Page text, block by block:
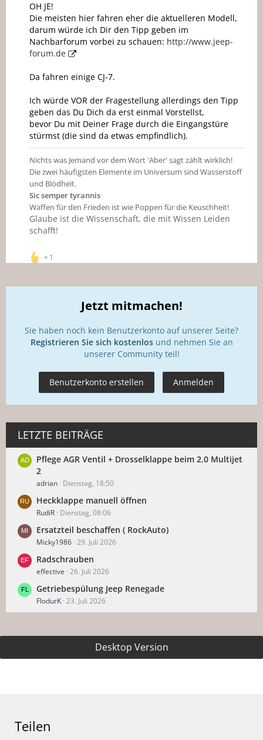
OH JE!
Die meisten hier fahren eher die aktuelleren Modell,
darum würde ich Dir den Tipp geben im
Nachbarforum vorbei zu schauen: http://www.jeep-
forum.de
Da fahren einige CJ-7.
Ich würde VOR der Fragestellung allerdings den Tipp
geben das Du Dich da erst einmal Vorstellst,
bevor Du mit Deiner Frage durch die Eingangstüre
stürmst (die sind da etwas empfindlich).
Nichts was Jemand vor dem Wort 'Aber' sagt zählt wirklich!
Die zwei häufigsten Elemente im Universum sind Wasserstoff
und Blödheit.
Sic semper tyrannis
Waffen für den Frieden ist wie Poppen für die Keuschheit!
Glaube ist die Wissenschaft, die mit Wissen Leiden
schafft!
1
Jetzt mitmachen!
Sie haben noch kein Benutzerkonto auf unserer Seite?
Registrieren Sie sich kostenlosund nehmen Sie an
unserer Community teil!
Benutzerkonto erstellen Anmelden
LETZTE BEITRÄGE
Pflege AGR Ventil + Drosselklappe beim 2.0 Multijet
2
adrian Dienstag, 18:50
Heckklappe manuell öffnen
RudiR Dienstag, 08:06
Ersatzteil beschaffen ( RockAuto)
Micky1986 29. Juli 2026
Radschrauben
effective 26. Juli 2026
Getriebespülung Jeep Renegade
FlodurK 23. Juli 2026
Desktop Version
Teilen